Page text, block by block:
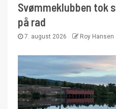
Svømmeklubben tok
på rad
7. august 2026 Roy Hansen